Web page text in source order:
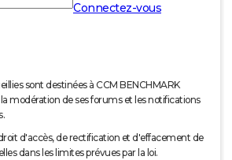
Connectez-vous
sont destinées à CCM BENCHMARK
modération de ses forums et les notifications
d'accès, de rectification et d'effacement de
dans les limites prévues par la loi.